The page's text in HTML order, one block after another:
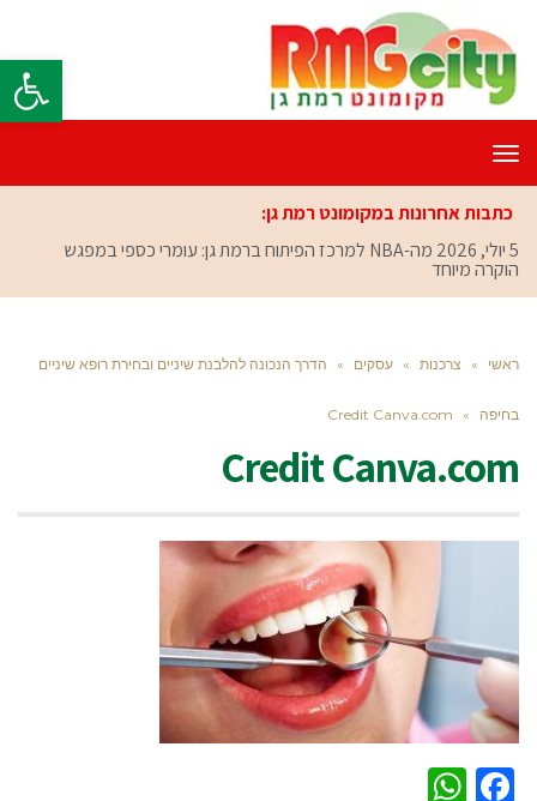
פתח
תפריט
כתבות אחרונות במקומונט רמת גן:
5 יולי, 2026
מה-NBA למרכז הפיתוח ברמת גן: עומרי כספי במפגש
הוקרה מיוחד
ראשי » צרכנות » עסקים » הדרך הנכונה להלבנת שיניים ובחירת רופא שיניים
בחיפה »
Credit Canva.com
Credit Canva.com
Facebook